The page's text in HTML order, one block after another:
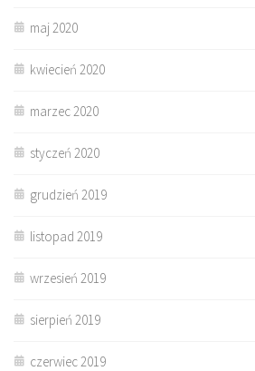
maj 2020
kwiecień 2020
marzec 2020
styczeń 2020
grudzień 2019
listopad 2019
wrzesień 2019
sierpień 2019
czerwiec 2019